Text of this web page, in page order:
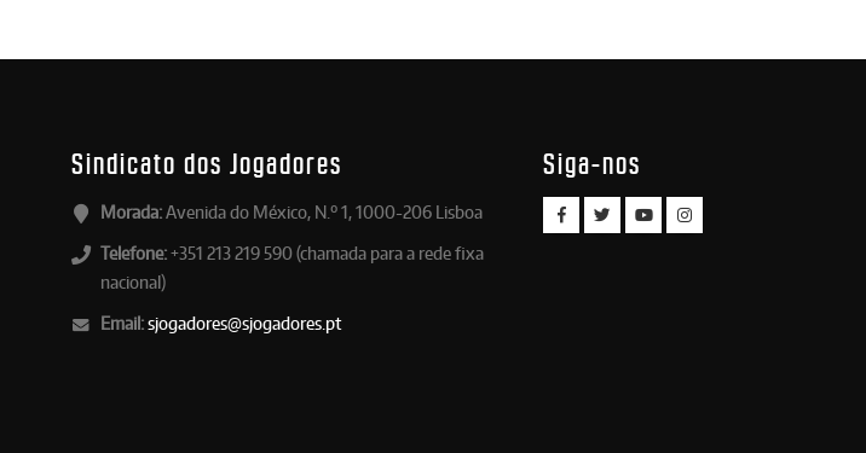
Sindicato dos Jogadores
Morada:Avenida do México, N.º 1, 1000-206 Lisboa
Telefone:+351 213 219 590 (chamada para a rede fixa
nacional)
Email:sjogadores@sjogadores.pt
Siga-nos